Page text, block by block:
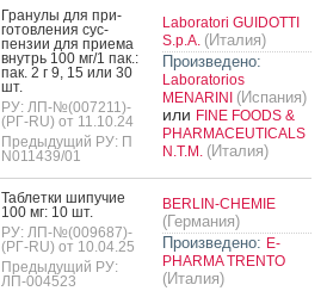
Гра­нулы для при­
готов­ле­ния сус­
пензии для при­ема
внутрь 100 мг/1 пак.:
пак. 2 г 9, 15 или 30
шт.
РУ: ЛП-№(007211)-
(РГ-RU) от 11.10.24
Предыдущий РУ: П
N011439/01
Laboratori GUIDOTTI
S.p.A. (Италия)
Произведено:
Laboratorios
MENARINI (Испания)
или FINE FOODS &
PHARMACEUTICALS
N.T.M. (Италия)
Таб­летки ши­пучие
100 мг: 10 шт.
РУ: ЛП-№(009687)-
(РГ-RU) от 10.04.25
Предыдущий РУ:
ЛП-004523
BERLIN-CHEMIE
(Германия)
Произведено: E-
PHARMA TRENTO
(Италия)